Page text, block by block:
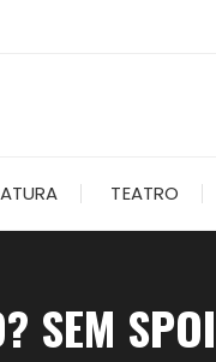
TEATRO
SEM